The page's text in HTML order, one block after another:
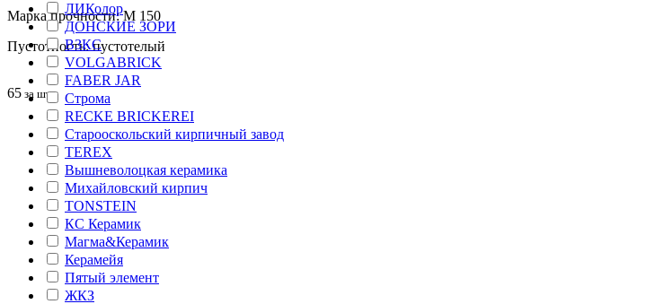
Марка прочности: М 150
Пустотность: пустотелый
65 за шт
ЛИКолор
ДОНСКИЕ ЗОРИ
ВЗКС
VOLGABRICK
FABER JAR
Строма
RECKE BRICKEREI
Старооскольский кирпичный завод
TEREX
Вышневолоцкая керамика
Михайловский кирпич
TONSTEIN
КС Керамик
Магма&Керамик
Керамейя
Пятый элемент
ЖКЗ